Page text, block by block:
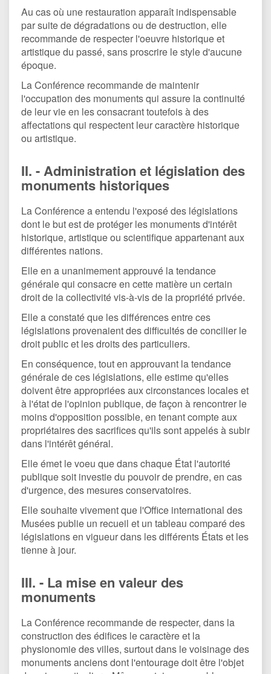
Au cas où une restauration apparaît indispensable
par suite de dégradations ou de destruction, elle
recommande de respecter l'oeuvre historique et
artistique du passé, sans proscrire le style d'aucune
époque.
La Conférence recommande de maintenir
l'occupation des monuments qui assure la continuité
de leur vie en les consacrant toutefois à des
affectations qui respectent leur caractère historique
ou artistique.
II. - Administration et législation des
monuments historiques
La Conférence a entendu l'exposé des législations
dont le but est de protéger les monuments d'intérêt
historique, artistique ou scientifique appartenant aux
différentes nations.
Elle en a unanimement approuvé la tendance
générale qui consacre en cette matière un certain
droit de la collectivité vis-à-vis de la propriété privée.
Elle a constaté que les différences entre ces
législations provenaient des difficultés de concilier le
droit public et les droits des particuliers.
En conséquence, tout en approuvant la tendance
générale de ces législations, elle estime qu'elles
doivent être appropriées aux circonstances locales et
à l'état de l'opinion publique, de façon à rencontrer le
moins d'opposition possible, en tenant compte aux
propriétaires des sacrifices qu'ils sont appelés à subir
dans l'intérêt général.
Elle émet le voeu que dans chaque État l'autorité
publique soit investie du pouvoir de prendre, en cas
d'urgence, des mesures conservatoires.
Elle souhaite vivement que l'Office international des
Musées publie un recueil et un tableau comparé des
législations en vigueur dans les différents États et les
tienne à jour.
III. - La mise en valeur des
monuments
La Conférence recommande de respecter, dans la
construction des édifices le caractère et la
physionomie des villes, surtout dans le voisinage des
monuments anciens dont l'entourage doit être l'objet